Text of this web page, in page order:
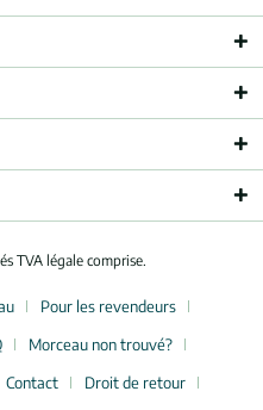
TVA légale comprise.
Pour les revendeurs
Morceau non trouvé?
Contact
Droit de retour